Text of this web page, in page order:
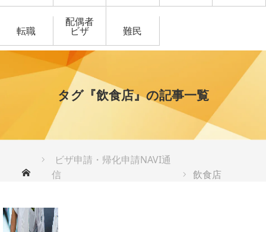
転職
配偶者
ビザ 難民
タグ『飲食店』の記事一覧
ホーム
ビザ申請・帰化申請NAVI通
信
飲食店